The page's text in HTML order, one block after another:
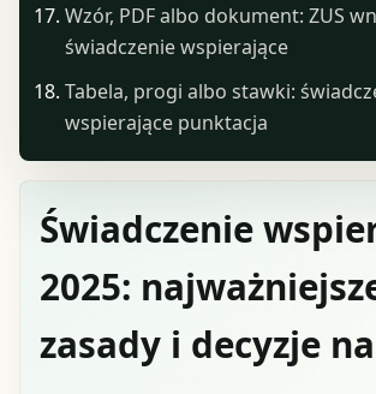
Świadczenie
2025:
zasady i decyzje
Wzór, PDF albo dokument: ZUS
świadczenie wspierające
Tabela, progi albo stawki:
wspierające punktacja